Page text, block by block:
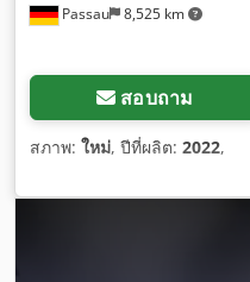
Passau 8,525 km
สอบถาม
สภาพ: ใหม่, ปีที่ผลิต: 2022,